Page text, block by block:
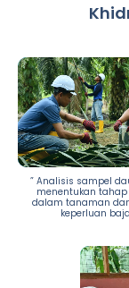
” Analisis sampel
menentukan
dalam tanaman
keperluan